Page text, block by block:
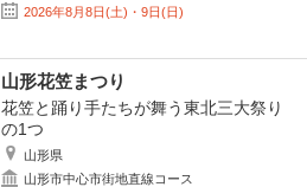
2026年8月8日(土)・9日(日)
山形花笠まつり
花笠と踊り手たちが舞う東北三大祭り
の1つ
山形県
山形市中心市街地直線コース